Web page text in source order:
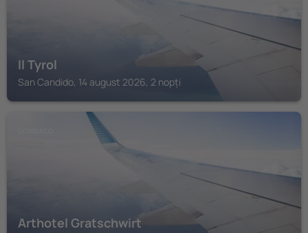
Il Tyrol
San Candido, 14 august 2026, 2 nopți
Arthotel Gratschwirt